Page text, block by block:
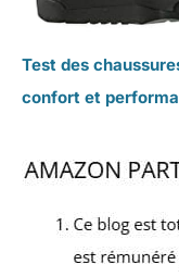
Test des
confort et